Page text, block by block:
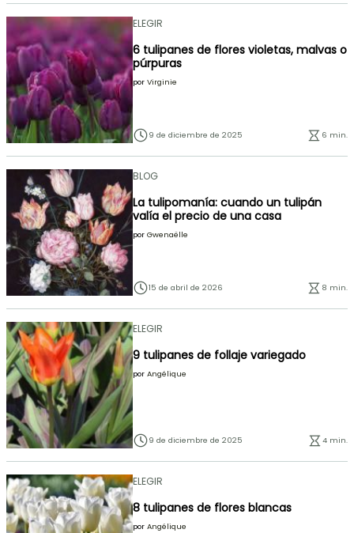
ELEGIR
6 tulipanes de flores violetas, malvas o
púrpuras
por Virginie
9 de diciembre de 2025 6 min.
BLOG
La tulipomanía: cuando un tulipán
valía el precio de una casa
por Gwenaëlle
15 de abril de 2026 8 min.
ELEGIR
9 tulipanes de follaje variegado
por Angélique
9 de diciembre de 2025 4 min.
ELEGIR
8 tulipanes de flores blancas
por Angélique